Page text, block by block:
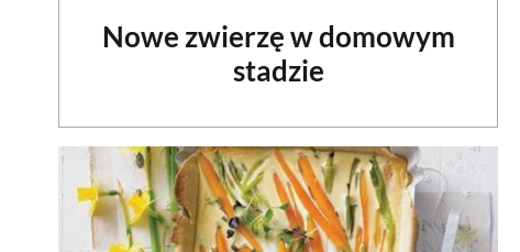
Nowe zwierzę w domowym
stadzie